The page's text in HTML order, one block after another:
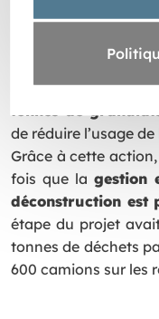
Cette opération
tonnes de
de réduire l’usage
Grâce à cette
fois que la gestion
déconstruction est
étape du projet
tonnes de déchets
600 camions sur les